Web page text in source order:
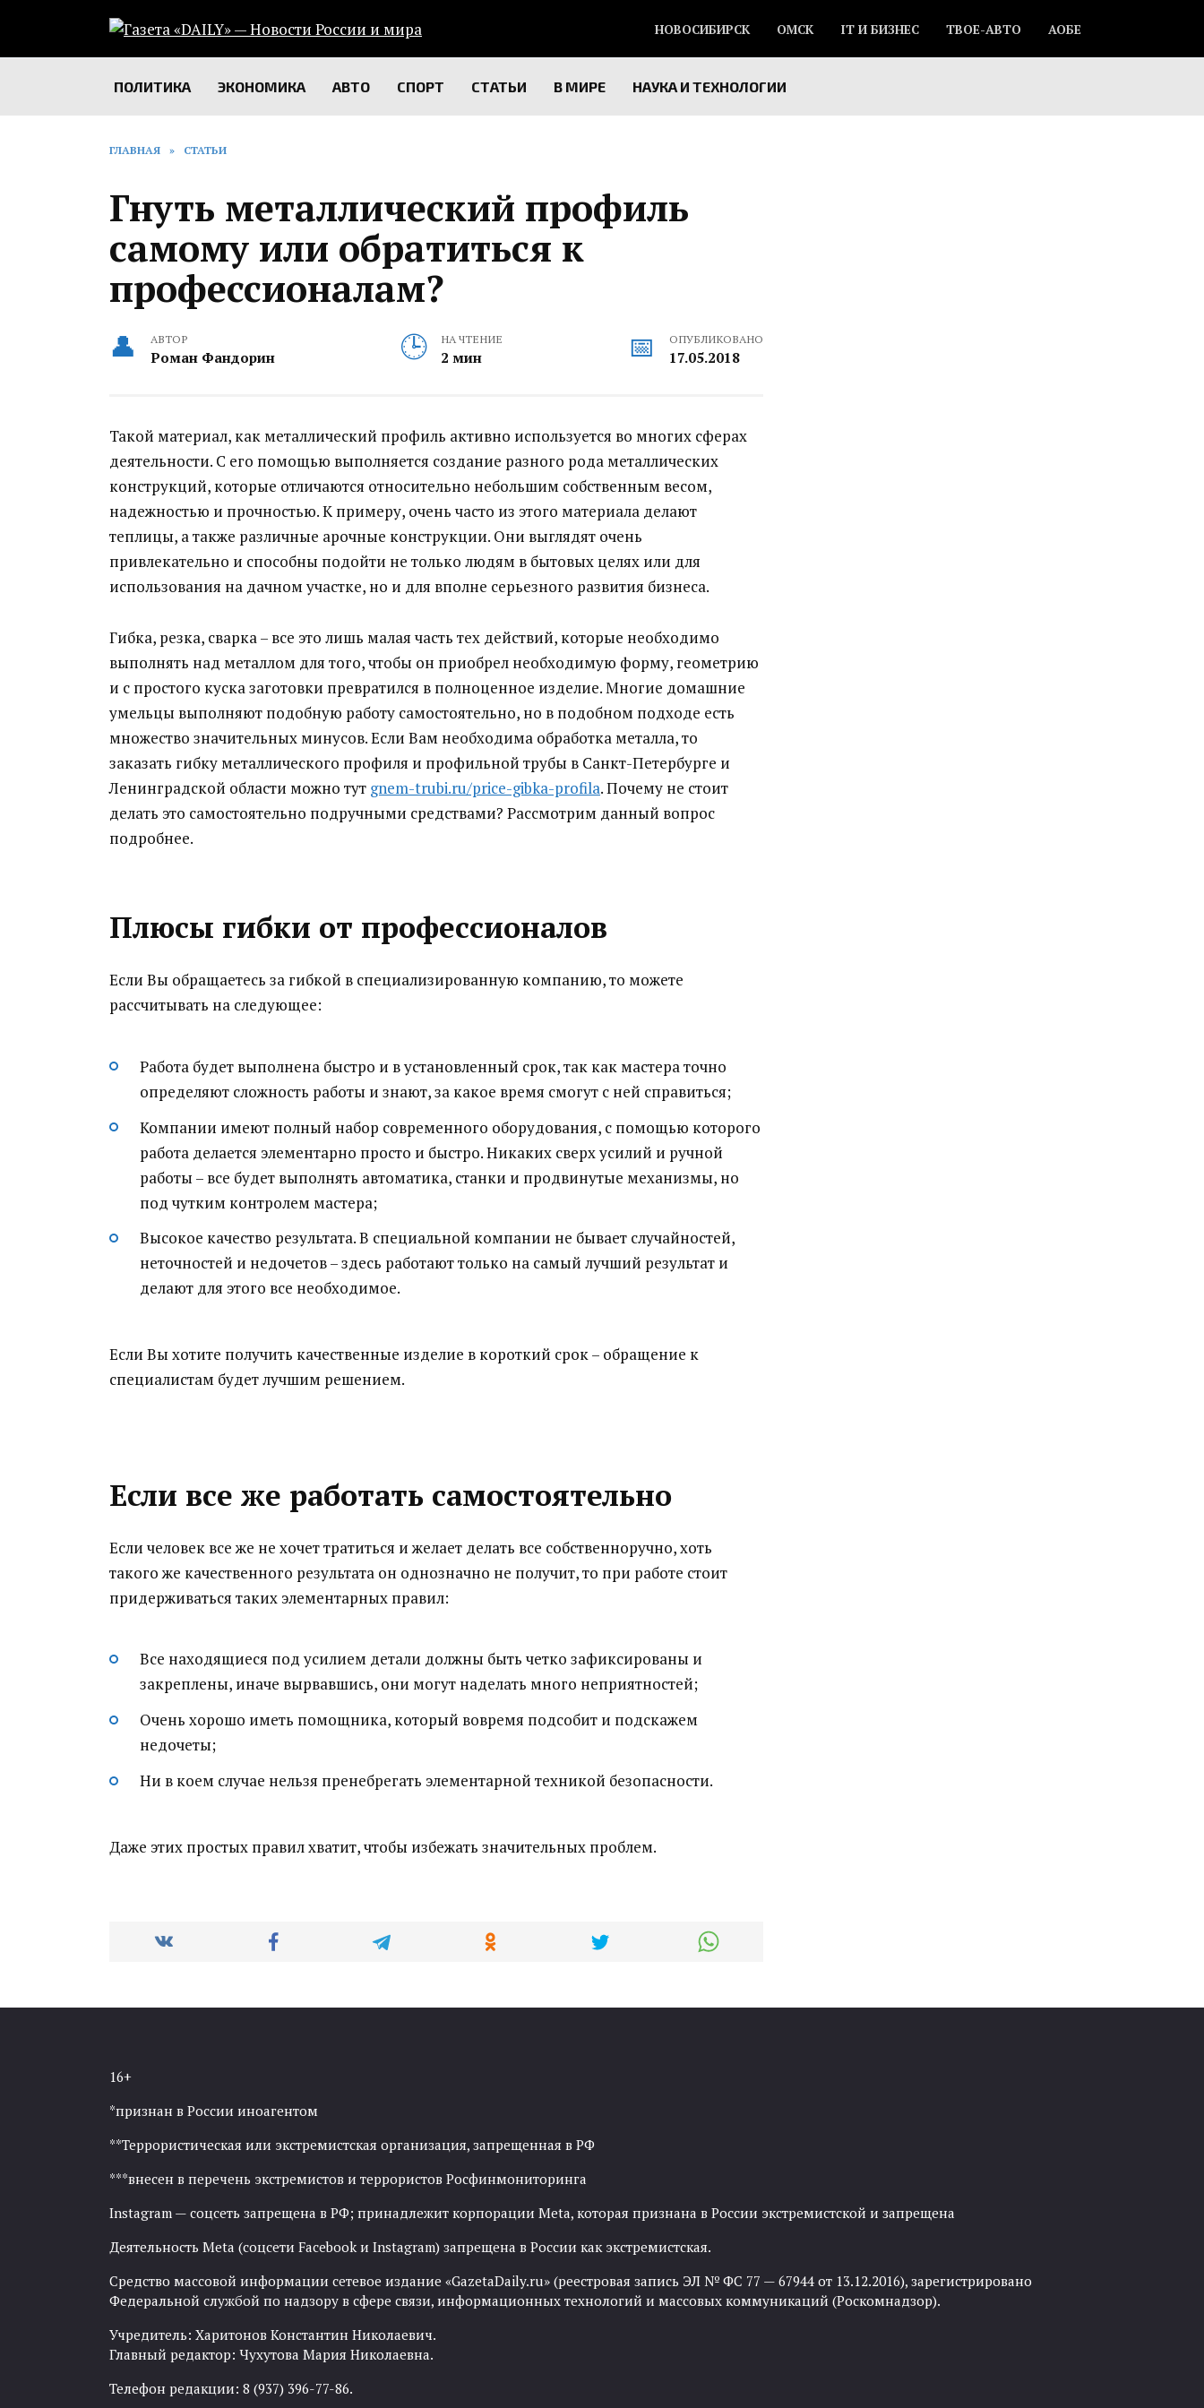
содержанию
НОВОСИБИРСК ОМСК IT И БИЗНЕС ТВОЕ-АВТО АОБЕ
ПОЛИТИКА ЭКОНОМИКА АВТО СПОРТ СТАТЬИ В МИРЕ НАУКА И ТЕХНОЛОГИИ
ГЛАВНАЯ » СТАТЬИ
Гнуть металлический профиль
самому или обратиться к
профессионалам?
АВТОР
Роман Фандорин
НА ЧТЕНИЕ
2 мин
ОПУБЛИКОВАНО
17.05.2018
Такой материал, как металлический профиль активно используется во многих сферах
деятельности. С его помощью выполняется создание разного рода металлических
конструкций, которые отличаются относительно небольшим собственным весом,
надежностью и прочностью.К примеру, очень часто из этого материала делают
теплицы, а также различные арочные конструкции. Они выглядят очень
привлекательно и способны подойти не только людям в бытовых целях или для
использования на дачном участке, но и для вполне серьезного развития бизнеса.
Гибка, резка, сварка – все это лишь малая часть тех действий, которые необходимо
выполнять над металлом для того, чтобы он приобрел необходимую форму, геометрию
и с простого куска заготовки превратился в полноценное изделие. Многие домашние
умельцы выполняют подобную работу самостоятельно, но в подобном подходе есть
множество значительных минусов. Если Вам необходима обработка металла, то
заказать гибку металлического профиля и профильной трубы в Санкт-Петербурге и
Ленинградской области можно тут gnem-trubi.ru/price-gibka-profila. Почему не стоит
делать это самостоятельно подручными средствами? Рассмотрим данный вопрос
подробнее.
Плюсы гибки от профессионалов
Если Вы обращаетесь за гибкой в специализированную компанию, то можете
рассчитывать на следующее:
Работа будет выполнена быстро и в установленный срок, так как мастера точно
определяют сложность работы и знают, за какое время смогут с ней справиться;
Компании имеют полный набор современного оборудования, с помощью которого
работа делается элементарно просто и быстро. Никаких сверх усилий и ручной
работы – все будет выполнять автоматика, станки и продвинутые механизмы, но
под чутким контролем мастера;
Высокое качество результата. В специальной компании не бывает случайностей,
неточностей и недочетов – здесь работают только на самый лучший результат и
делают для этого все необходимое.
Если Вы хотите получить качественные изделие в короткий срок – обращение к
специалистам будет лучшим решением.
Если все же работать самостоятельно
Если человек все же не хочет тратиться и желает делать все собственноручно, хоть
такого же качественного результата он однозначно не получит, то при работе стоит
придерживаться таких элементарных правил:
Все находящиеся под усилием детали должны быть четко зафиксированы и
закреплены, иначе вырвавшись, они могут наделать много неприятностей;
Очень хорошо иметь помощника, который вовремя подсобит и подскажем
недочеты;
Ни в коем случае нельзя пренебрегать элементарной техникой безопасности.
Даже этих простых правил хватит, чтобы избежать значительных проблем.
16+
*признан в России иноагентом
**Террористическая или экстремистская организация, запрещенная в РФ
***внесен в перечень экстремистов и террористов Росфинмониторинга
Instagram — соцсеть запрещена в РФ; принадлежит корпорации Meta, которая признана в России экстремистской и запрещена
Деятельность Meta (соцсети Facebook и Instagram) запрещена в России как экстремистская.
Средство массовой информации сетевое издание «GazetaDaily.ru» (реестровая запись ЭЛ № ФС 77 — 67944 от 13.12.2016), зарегистрировано
Федеральной службой по надзору в сфере связи, информационных технологий и массовых коммуникаций (Роскомнадзор).
Учредитель: Харитонов Константин Николаевич.
Главный редактор: Чухутова Мария Николаевна.
Телефон редакции: 8 (937) 396-77-86.